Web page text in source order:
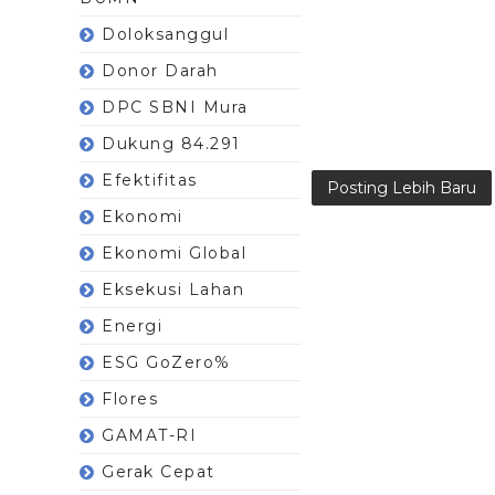
Doloksanggul
Donor Darah
DPC SBNI Mura
Dukung 84.291
Efektifitas
Ekonomi
Ekonomi Global
Eksekusi Lahan
Energi
ESG GoZero%
Flores
GAMAT-RI
Gerak Cepat
Posting Lebih Baru